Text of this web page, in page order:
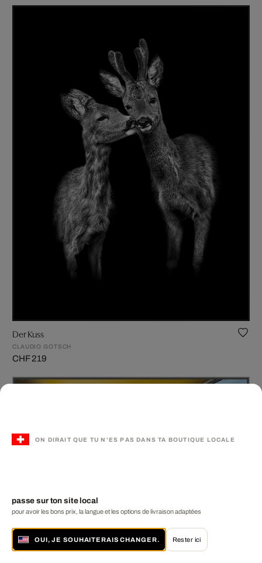
Der Kuss
CLAUDIO GOTSCH
CHF 219
Modern house interior
CHF 219
ON DIRAIT QUE TU N'ES PAS DANS TA BOUTIQUE LOCALE
passe sur ton site local
pour avoir les bons prix, la langue et les options de livraison adaptées
OUI, JE SOUHAITERAIS CHANGER. Rester ici